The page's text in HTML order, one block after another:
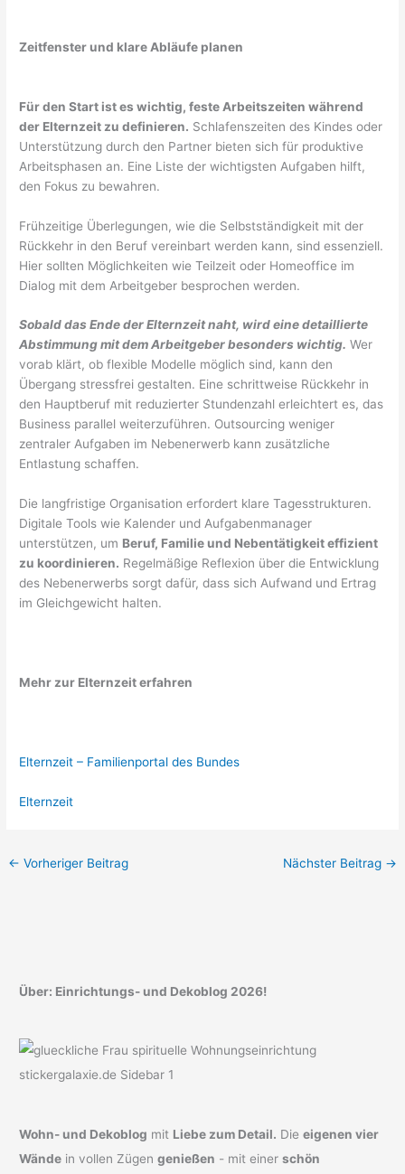
Zeitfenster und klare Abläufe planen
Für den Start ist es wichtig, feste Arbeitszeiten während
der Elternzeit zu definieren. Schlafenszeiten des Kindes oder
Unterstützung durch den Partner bieten sich für produktive
Arbeitsphasen an. Eine Liste der wichtigsten Aufgaben hilft,
den Fokus zu bewahren.
Frühzeitige Überlegungen, wie die Selbstständigkeit mit der
Rückkehr in den Beruf vereinbart werden kann, sind essenziell.
Hier sollten Möglichkeiten wie Teilzeit oder Homeoffice im
Dialog mit dem Arbeitgeber besprochen werden.
Sobald das Ende der Elternzeit naht, wird eine detaillierte
Abstimmung mit dem Arbeitgeber besonders wichtig. Wer
vorab klärt, ob flexible Modelle möglich sind, kann den
Übergang stressfrei gestalten. Eine schrittweise Rückkehr in
den Hauptberuf mit reduzierter Stundenzahl erleichtert es, das
Business parallel weiterzuführen. Outsourcing weniger
zentraler Aufgaben im Nebenerwerb kann zusätzliche
Entlastung schaffen.
Die langfristige Organisation erfordert klare Tagesstrukturen.
Digitale Tools wie Kalender und Aufgabenmanager
unterstützen, um Beruf, Familie und Nebentätigkeit effizient
zu koordinieren. Regelmäßige Reflexion über die Entwicklung
des Nebenerwerbs sorgt dafür, dass sich Aufwand und Ertrag
im Gleichgewicht halten.
Mehr zur Elternzeit erfahren
Elternzeit – Familienportal des Bundes
Elternzeit
← Vorheriger Beitrag Nächster Beitrag →
Über: Einrichtungs- und Dekoblog 2026!
Wohn- und Dekoblog mit Liebe zum Detail. Dieeigenen vier
Wände in vollen Zügengenießen - mit einerschön